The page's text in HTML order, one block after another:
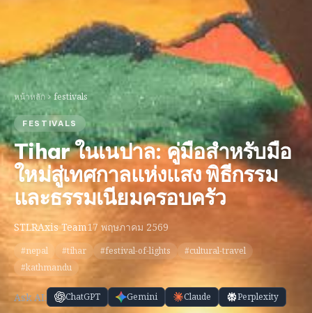
หน้าหลัก festivals
FESTIVALS
Tihar ในเนปาล: คู่มือสำหรับมือ
ใหม่สู่เทศกาลแห่งแสง พิธีกรรม
และธรรมเนียมครอบครัว
STLRAxis Team17 พฤษภาคม 2569
#nepal #tihar #festival-of-lights
#cultural-travel
#kathmandu
Ask AI: ChatGPT Gemini Claude Perplexity